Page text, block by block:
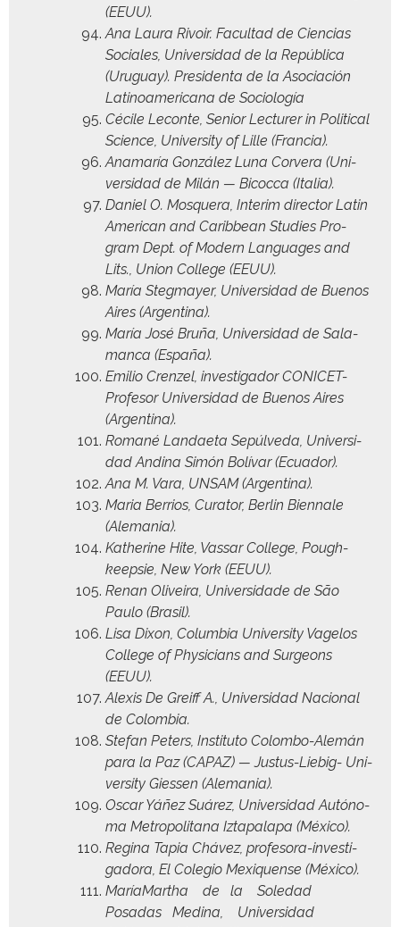
(EEUU).
Ana Lau­ra Rivoir. Fac­ul­tad de Cien­cias
Sociales, Uni­ver­si­dad de la Repúbli­ca
(Uruguay). Pres­i­den­ta de la Aso­ciación
Lati­noamer­i­cana de Sociología
Cécile Lecon­te, Senior Lec­tur­er in Polit­i­cal
Sci­ence, Uni­ver­si­ty of Lille (Fran­cia).
Ana­maría González Luna Corvera (Uni­
ver­si­dad de Milán — Bic­oc­ca (Italia).
Daniel O. Mos­quera, Inter­im direc­tor Latin
Amer­i­can and Caribbean Stud­ies Pro­
gram Dept. of Mod­ern Lan­guages and
Lits., Union Col­lege (EEUU).
María Stegmay­er, Uni­ver­si­dad de Buenos
Aires (Argenti­na).
María José Bruña, Uni­ver­si­dad de Sala­
man­ca (España).
Emilio Cren­zel, inves­ti­gador CON­ICET-
Pro­fe­sor Uni­ver­si­dad de Buenos Aires
(Argenti­na).
Romané Lan­dae­ta Sepúlve­da, Uni­ver­si­
dad And­i­na Simón Bolí­var (Ecuador).
Ana M. Vara, UNSAM (Argenti­na).
Maria Berrios, Cura­tor, Berlin Bien­nale
(Ale­ma­nia).
Kather­ine Hite, Vas­sar Col­lege, Pough­
keep­sie, New York (EEUU).
Renan Oliveira, Uni­ver­si­dade de São
Paulo (Brasil).
Lisa Dixon, Colum­bia Uni­ver­si­ty Vage­los
Col­lege of Physi­cians and Sur­geons
(EEUU).
Alex­is De Greiff A., Uni­ver­si­dad Nacional
de Colombia.
Ste­fan Peters, Insti­tu­to Colom­bo-Alemán
para la Paz (CAPAZ) — Jus­tus-Liebig- Uni­
ver­si­ty Giessen (Ale­ma­nia).
Oscar Yáñez Suárez, Uni­ver­si­dad Autóno­
ma Met­ro­pol­i­tana Izta­pala­pa (Méx­i­co).
Regi­na Tapia Chávez, pro­fe­so­ra-inves­ti­
gado­ra, El Cole­gio Mex­iquense (Méx­i­co).
María­Martha de la Soledad
Posadas Med­i­na, Uni­ver­si­dad